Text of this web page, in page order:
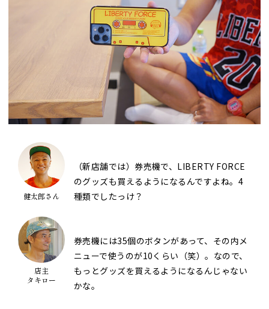
カート
健太郎さん
（新店舗では）券売機で、LIBERTY FORCE
のグッズも買えるようになるんですよね。4
種類でしたっけ？
店主
タキロー
券売機には35個のボタンがあって、その内メ
ニューで使うのが10くらい（笑）。なので、
もっとグッズを買えるようになるんじゃない
かな。